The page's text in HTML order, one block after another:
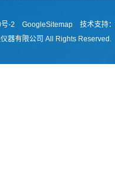
-2 GoogleSitemap 技术支持：
器有限公司 All Rights Reserved.